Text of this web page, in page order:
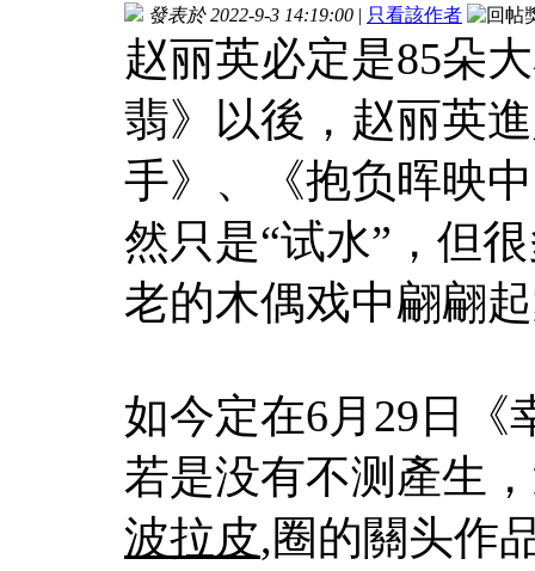
發表於 2022-9-3 14:19:00 | 只看該作者
赵丽英必定是85朵
翡》以後，赵丽英
手》、《抱负晖映
然只是“试水”，但
老的木偶戏中翩翩
如今定在6月29日《
若是没有不测產生
波拉皮,圈的關头作